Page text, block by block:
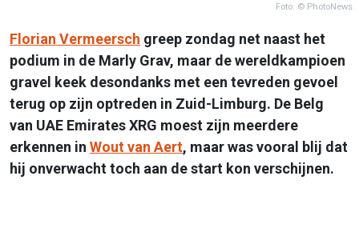
Foto: © PhotoNews
Florian Vermeersch greep zondag net naast het
podium in de Marly Grav, maar de wereldkampioen
gravel keek desondanks met een tevreden gevoel
terug op zijn optreden in Zuid-Limburg. De Belg
van UAE Emirates XRG moest zijn meerdere
erkennen in Wout van Aert, maar was vooral blij dat
hij onverwacht toch aan de start kon verschijnen.